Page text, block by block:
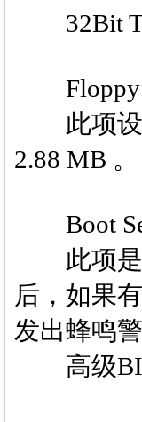
32Bit
Floppy
此项设置
2.88 MB 。
Boot
此项是
后，如果
发出蜂鸣
高级